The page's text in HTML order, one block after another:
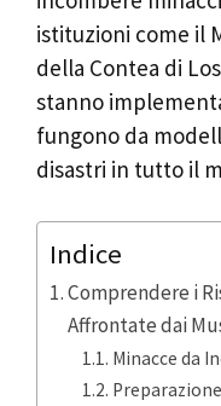
istituzioni come il
della Contea di
stanno
fungono da
disastri in tutto il
Indice
Comprendere i
Affrontate dai
Minacce da